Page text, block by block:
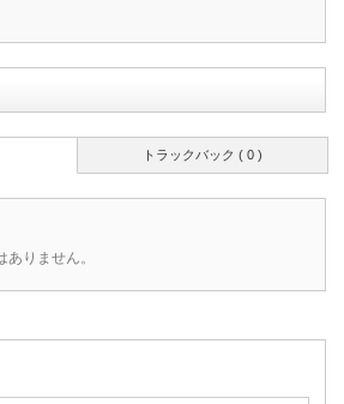
トラックバック ( 0 )
ありません。